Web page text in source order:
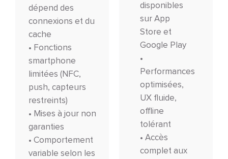
dépend des
connexions et du
cache
• Fonctions
smartphone
limitées (NFC,
push, capteurs
restreints)
• Mises à jour non
garanties
• Comportement
variable selon les
disponibles
sur App
Store et
Google Play
•
Performances
optimisées,
UX fluide,
offline
tolérant
• Accès
complet aux